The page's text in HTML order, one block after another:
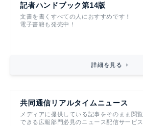
記者ハンドブック第14版
文書を書くすべての人におすすめです！
電子書籍も発売中！
詳細を見る
共同通信リアルタイムニュース
メディアに提供している記事をそのまま閲覧
できる広報部門必見のニュース配信サービス